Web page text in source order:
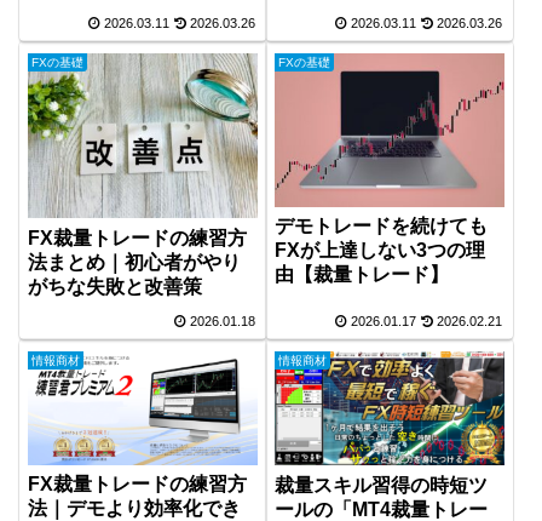
2026.03.11 2026.03.26 2026.03.11 2026.03.26
FXの基礎
FX裁量トレードの練習方
法まとめ｜初心者がやり
がちな失敗と改善策
2026.01.18
FXの基礎
デモトレードを続けても
FXが上達しない3つの理
由【裁量トレード】
2026.01.17 2026.02.21
情報商材
FX裁量トレードの練習方
法｜デモより効率化でき
情報商材
裁量スキル習得の時短ツ
ールの「MT4裁量トレー